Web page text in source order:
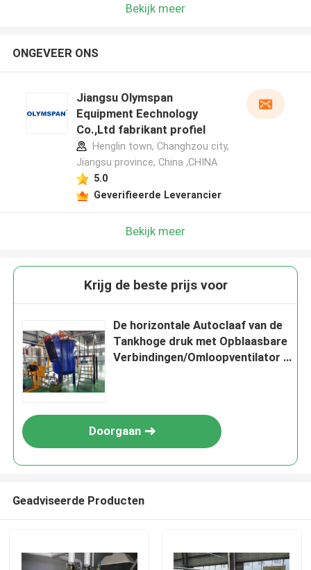
Bekijk meer
ONGEVEER ONS
Jiangsu Olymspan
Equipment Eechnology
Co.,Ltd fabrikant profiel
Henglin town, Changhzou city,
Jiangsu province, China ,CHINA
5.0
Geverifieerde Leverancier
Bekijk meer
Krijg de beste prijs voor
De horizontale Autoclaaf van de
Tankhoge druk met Opblaasbare
Verbindingen/Omloopventilator en
Doorgaan
Geadviseerde Producten